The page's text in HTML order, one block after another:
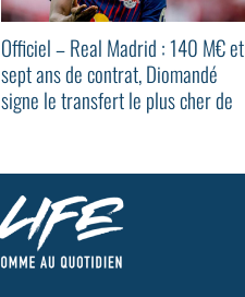
Officiel – Real Madrid : 140 M€ et
sept ans de contrat, Diomandé
signe le transfert le plus cher de